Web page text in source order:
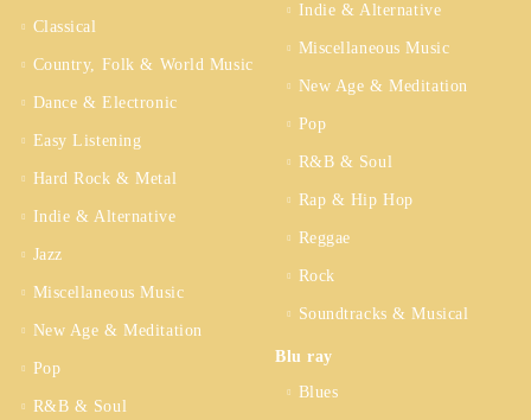
Classical
Country, Folk & World Music
Dance & Electronic
Easy Listening
Hard Rock & Metal
Indie & Alternative
Jazz
Miscellaneous Music
New Age & Meditation
Pop
R&B & Soul
Indie & Alternative
Miscellaneous Music
New Age & Meditation
Pop
R&B & Soul
Rap & Hip Hop
Reggae
Rock
Soundtracks & Musical
Blu ray
Blues